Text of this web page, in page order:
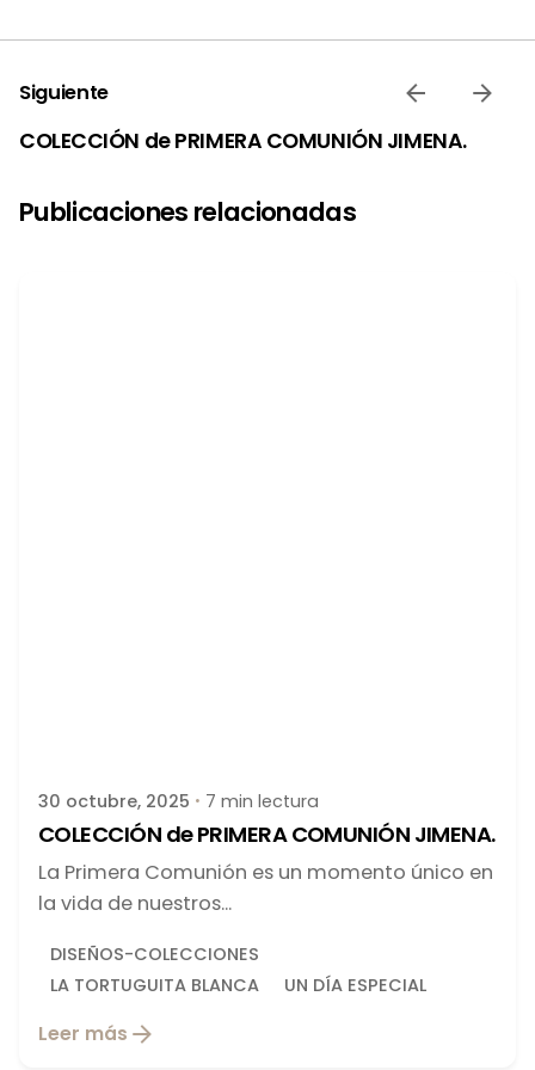
Siguiente
COLECCIÓN de PRIMERA COMUNIÓN JIMENA.
Publicaciones relacionadas
30 octubre, 2025 7 min lectura
COLECCIÓN de PRIMERA COMUNIÓN JIMENA.
La Primera Comunión es un momento único en
la vida de nuestros...
DISEÑOS-COLECCIONES
LA TORTUGUITA BLANCA
UN DÍA ESPECIAL
Leer más